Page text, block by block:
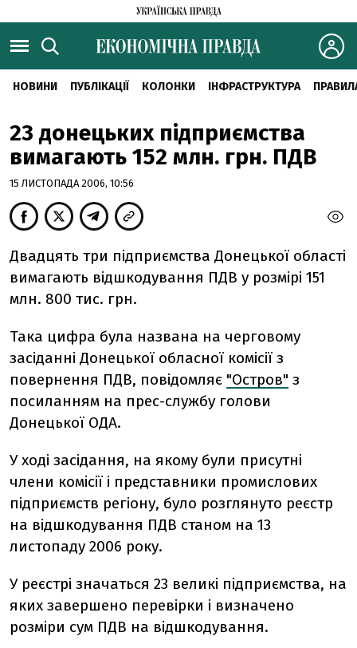
НОВИНИ ПУБЛІКАЦІЇ КОЛОНКИ ІНФРАСТРУКТУРА
23 донецьких підприємства
вимагають 152 млн. грн. ПДВ
15 ЛИСТОПАДА 2006, 10:56
Двадцять три підприємства Донецької області
вимагають відшкодування ПДВ у розмірі 151
млн. 800 тис. грн.
Така цифра була названа на черговому
засіданні Донецької обласної комісії з
повернення ПДВ, повідомляє "Остров" з
посиланням на прес-службу голови
Донецької ОДА.
У ході засідання, на якому були присутні
члени комісії і представники промислових
підприємств регіону, було розглянуто реєстр
на відшкодування ПДВ станом на 13
листопаду 2006 року.
У реєстрі значаться 23 великі підприємства, на
яких завершено перевірки і визначено
розміри сум ПДВ на відшкодування.